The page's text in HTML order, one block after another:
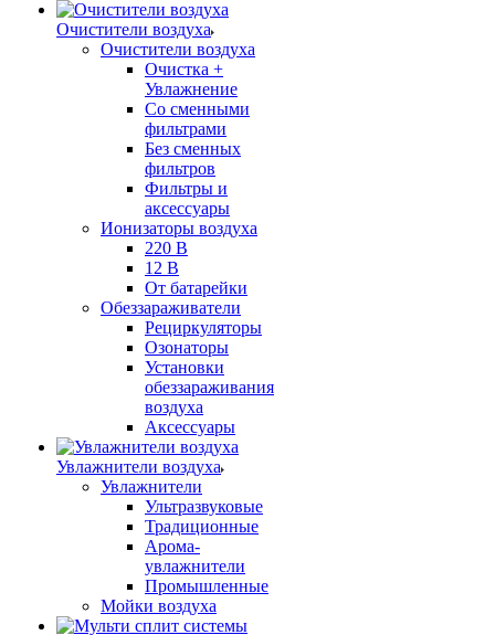
Очистители воздуха
Очистители воздуха
Очистка +
Увлажнение
Cо сменными
фильтрами
Без сменных
фильтров
Фильтры и
аксессуары
Ионизаторы воздуха
220 В
12 В
От батарейки
Обеззараживатели
Рециркуляторы
Озонаторы
Установки
обеззараживания
воздуха
Аксессуары
Увлажнители воздуха
Увлажнители
Ультразвуковые
Традиционные
Арома-
увлажнители
Промышленные
Мойки воздуха